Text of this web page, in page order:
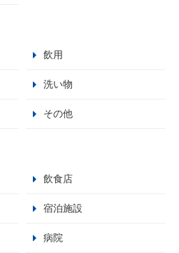
飲用
洗い物
その他
飲食店
宿泊施設
病院